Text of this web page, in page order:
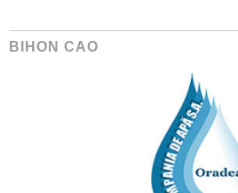
BIHON CAO